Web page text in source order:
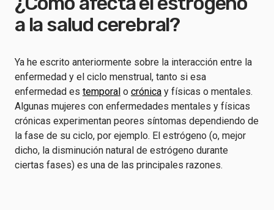
a la salud cerebral?
Ya he escrito anteriormente sobre la interacción entre la
enfermedad y el ciclo menstrual, tanto si esa
enfermedad es temporal o crónica y físicas o mentales.
Algunas mujeres con enfermedades mentales y físicas
crónicas experimentan peores síntomas dependiendo de
la fase de su ciclo, por ejemplo. El estrógeno (o, mejor
dicho, la disminución natural de estrógeno durante
ciertas fases) es una de las principales razones.